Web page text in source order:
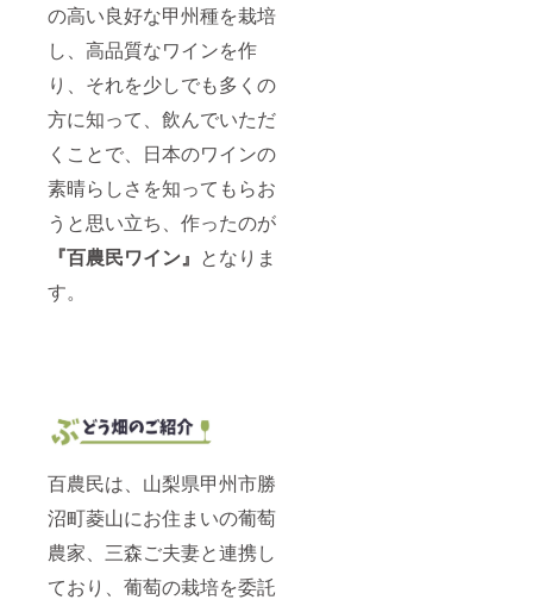
の高い良好な甲州種を栽培
し、高品質なワインを作
り、それを少しでも多くの
方に知って、飲んでいただ
くことで、日本のワインの
素晴らしさを知ってもらお
うと思い立ち、作ったのが
『百農民ワイン』 となりま
す。
百農民は、山梨県甲州市勝
沼町菱山にお住まいの葡萄
農家、三森ご夫妻と連携し
ており、葡萄の栽培を委託